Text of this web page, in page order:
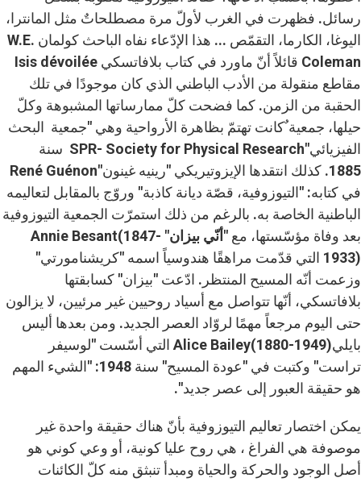
رسائل. فظهرت في الغرب لأولّ مرة مصطلحاتٌ مثل المانترا،
اليوغا، الكارما، التقمّص ... هذا الإدّعاء نفاه الباحث كولمان W.E.
Coleman قائلاً أنّ ماورد في كتاب بلافاتسكي Isis dévoilée
مقاطع منقولة من الأدب الباطني الذي كان موجودًا في تلك
الحقبة من الزمن. كما فضحت كلّ ممارساتها المشبوهة وكلّ
حيلها، جمعية ٌكانت تهتمّ بظاهرة الأرواحية وهي "جمعية البحث
الفيزيائي"SPR- Society for Physical Research سنة
1885. كذلك انتقدها الإيزوتيريكي "رينيه غينون"René Guénon
في كتابه: "التيوزوفية، قصّة ديانة كاذبة" وروّج بالمقابل لتعاليمه
الباطنية الخاصة به. بالرغم من ذلك استمرّت الجمعية التيوزوفية
بعد وفاة مؤسّستها، مع "أنّي بيزان" Annie Besant(1847-
1933) التي قدّمت مراهقًا هندوسياً اسمه "كريشنامورتي"
وزعمت أنّه المسيح المنتظر. ادّعت "بيزان" كسابقتها
بلافاتسكي، أنّها تتواصل مع أسياد روحيين غير مرئيين، لا يزالون
حتى اليوم مرجعاً مهمًا لروّاد العصر الجديد. ومن بعدها أليس
بايليAlice Bailey(1880-1949) التي أسّست "لوسيفر
تراست" وكتبت في "عودة المسيح" سنة 1948: "الشيء المهم
هو حقيقة العبور إلى عصر جديد".
يمكن اختصار تعاليم التيوزوفية بأنّ هناك حقيقة واحدة غير
موصوفة هي الفراغ ، هي روح عليا كونية، أو وعي كوني هو
أصل الوجود والحركة والحياة ومبدأ تنبثق منه كلّ الكائنات